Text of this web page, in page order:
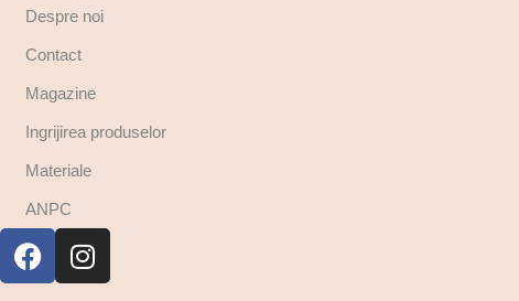
Despre noi
Contact
Magazine
Ingrijirea produselor
Materiale
ANPC